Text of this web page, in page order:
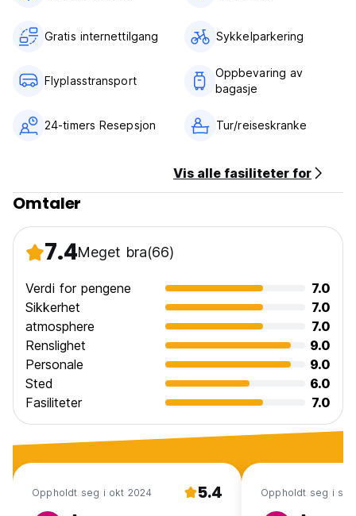
Gratis internettilgang Sykkelparkering
Flyplasstransport
Oppbevaring av
bagasje
24-timers Resepsjon Tur/reiseskranke
Vis alle fasiliteter for
Omtaler
7.4Meget bra(66)
Verdi for pengene
7.0
Sikkerhet
7.0
atmosphere
7.0
Renslighet
9.0
Personale
9.0
Sted
6.0
Fasiliteter
7.0
Oppholdt seg i okt 2024 5.4 Oppholdt seg i